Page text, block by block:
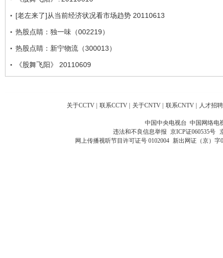
[老左来了]从当前经济状况看市场趋势 20110613
热股点睛：独一味（002219）
热股点睛：新宁物流（300013）
《股舞飞阳》 20110609
关于CCTV | 联系CCTV | 关于CNTV | 联系CNTV | 人才招聘
中国中央电视台 中国网络电
违法和不良信息举报 京ICP证060535号
网上传播视听节目许可证号 0102004 新出网证（京）